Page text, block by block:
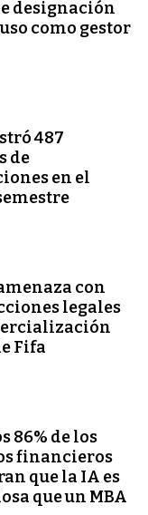
designación
como gestor
487
de
en el
con
legales
Fifa
86% de los
financieros
que la IA es
que un MBA